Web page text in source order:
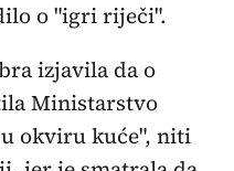
o "igri riječi".
izjavila da o
Ministarstvo
okviru kuće", niti